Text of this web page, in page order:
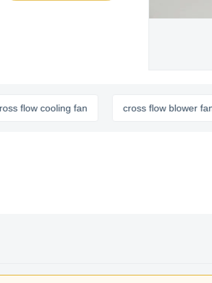
cross flow blower fan
cooling fan